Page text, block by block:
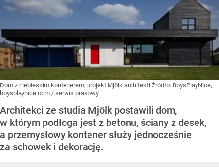
Dom z niebieskim kontenerem, projekt Mjölk architekti Źródło: BoysPlayNice,
boysplaynice.com / serwis prasowy
Architekci ze studia Mjölk postawili dom,
w którym podłoga jest z betonu, ściany z desek,
a przemysłowy kontener służy jednocześnie
za schowek i dekorację.